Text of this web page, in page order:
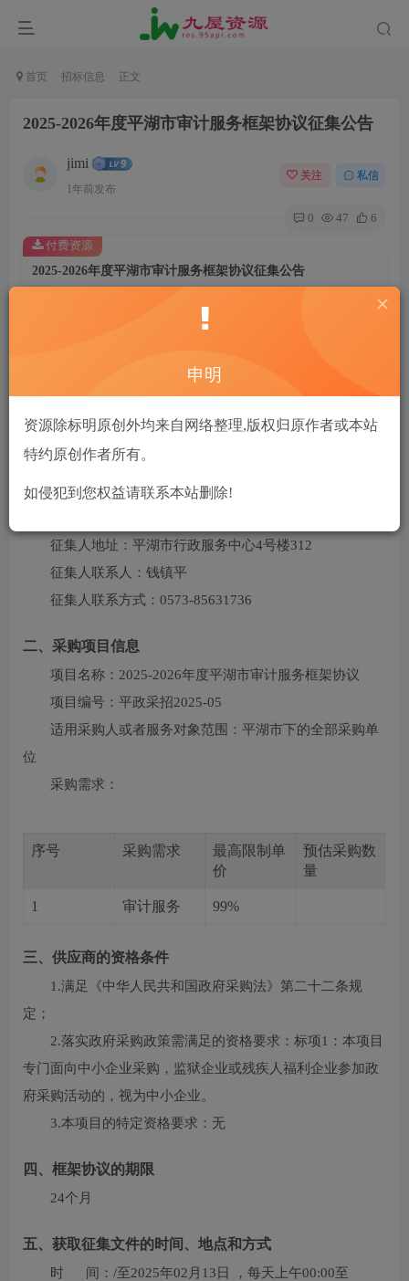
首页 招标信息 正文
2025-2026年度平湖市审计服务框架协议征集公告
jimi
1年前发布
关注 私信
0 47 6
2025-2026年度平湖市审计服务框架协议征集公告
20
立即购买
您当前未登录！建议登陆后购买，可保存购买订单
付费资源
一、征集人信息
征集人地址： 平湖市行政服务中心4号楼312
征集人联系人： 钱镇平
征集人联系方式： 0573-85631736
二、采购项目信息
项目名称： 2025-2026年度平湖市审计服务框架协议
项目编号： 平政采招2025-05
适用采购人或者服务对象范围： 平湖市下的全部采购单
位
采购需求：
序号 采购需求
最高限制单
价
预估采购数
量
1 审计服务 99%
三、供应商的资格条件
1.满足《中华人民共和国政府采购法》第二十二条规
定；
2.落实政府采购政策需满足的资格要求： 标项1：本项目
专门面向中小企业采购，监狱企业或残疾人福利企业参加政
府采购活动的，视为中小企业。
3.本项目的特定资格要求： 无
四、框架协议的期限
24个月
五、获取征集文件的时间、地点和方式
时 间： /至2025年02月13日 ，每天上午00:00至
申明
资源除标明原创外均来自网络整理,版权归原作者或本站
特约原创作者所有。
如侵犯到您权益请联系本站删除!